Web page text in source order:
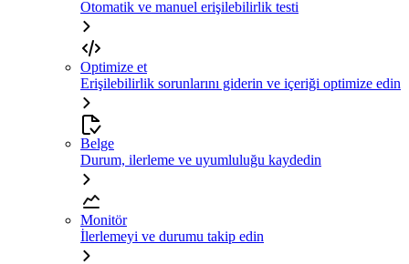
Otomatik ve manuel erişilebilirlik testi
Optimize et
Erişilebilirlik sorunlarını giderin ve içeriği optimize edin
Belge
Durum, ilerleme ve uyumluluğu kaydedin
Monitör
İlerlemeyi ve durumu takip edin